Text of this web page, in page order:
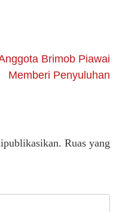
Brimob Piawai
Memberi Penyuluhan
Ruas yang